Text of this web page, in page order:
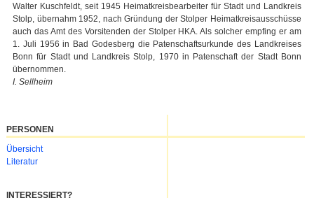
Walter Kuschfeldt, seit 1945 Heimatkreisbearbeiter für Stadt und Landkreis
Stolp, übernahm 1952, nach Gründung der Stolper Heimatkreisausschüsse
auch das Amt des Vorsitenden der Stolper HKA. Als solcher empfing er am
1. Juli 1956 in Bad Godesberg die Patenschaftsurkunde des Landkreises
Bonn für Stadt und Landkreis Stolp, 1970 in Patenschaft der Stadt Bonn
übernommen.
I. Sellheim
PERSONEN
Navigation
überspringen
Übersicht
Literatur
INTERESSIERT?